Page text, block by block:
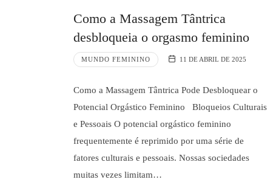
Como a Massagem Tântrica
desbloqueia o orgasmo feminino
MUNDO FEMININO 11 DE ABRIL DE 2025
Como a Massagem Tântrica Pode Desbloquear o
Potencial Orgástico Feminino Bloqueios Culturais
e Pessoais O potencial orgástico feminino
frequentemente é reprimido por uma série de
fatores culturais e pessoais. Nossas sociedades
muitas vezes limitam…